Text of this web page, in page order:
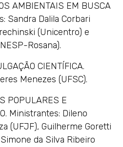
AMBIENTAIS EM BUSCA
Sandra Dalila Corbari
(Unicentro) e
Rosana).
CIENTÍFICA.
Menezes (UFSC).
POPULARES E
Ministrantes: Dileno
(UFJF), Guilherme Goretti
da Silva Ribeiro